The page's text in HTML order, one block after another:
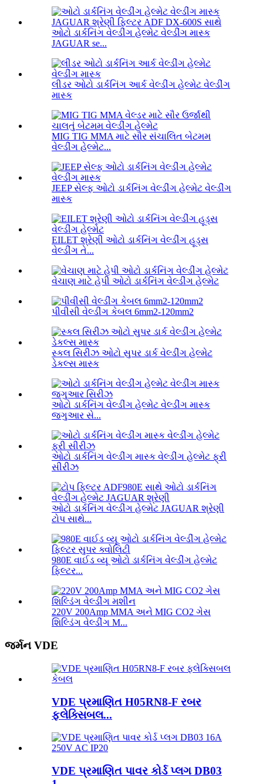
ઓટો ડાર્કનિંગ વેલ્ડીંગ હેલ્મેટ વેલ્ડીંગ માસ્ક
JAGUAR se...
લીડર ઓટો ડાર્કનિંગ આર્ક વેલ્ડીંગ હેલ્મેટ વેલ્ડીંગ
માસ્ક
MIG TIG MMA માટે સૌર સંચાલિત બેટમમ
વેલ્ડીંગ હેલ્મેટ...
JEEP સેલ્ફ ઓટો ડાર્કનિંગ વેલ્ડીંગ હેલ્મેટ વેલ્ડીંગ
માસ્ક
EILET શ્રેણી ઓટો ડાર્કનિંગ વેલ્ડીંગ હૂડ્સ
વેલ્ડીંગ તે...
વેચાણ માટે હેપી ઓટો ડાર્કનિંગ વેલ્ડીંગ હેલ્મેટ
પીવીસી વેલ્ડીંગ કેબલ 6mm2-120mm2
સ્કલ સિરીઝ ઓટો સુપર ડાર્ક વેલ્ડીંગ હેલ્મેટ
ડેકલ્સ માસ્ક
ઓટો ડાર્કનિંગ વેલ્ડીંગ હેલ્મેટ વેલ્ડીંગ માસ્ક
જગુઆર સે...
ઓટો ડાર્કનિંગ વેલ્ડીંગ માસ્ક વેલ્ડીંગ હેલ્મેટ ફ્રી
સીરીઝ
ઓટો ડાર્કનિંગ વેલ્ડીંગ હેલ્મેટ JAGUAR શ્રેણી
ટોપ સાથે...
980E વાઈડ વ્યૂ ઓટો ડાર્કનિંગ વેલ્ડીંગ હેલ્મેટ
ફિલ્ટર...
220V 200Amp MMA અને MIG CO2 ગેસ
શિલ્ડિંગ વેલ્ડીંગ M...
જર્મન VDE
VDE પ્રમાણિત H05RN8-F રબર
ફ્લેક્સિબલ...
VDE પ્રમાણિત પાવર કોર્ડ પ્લગ DB03